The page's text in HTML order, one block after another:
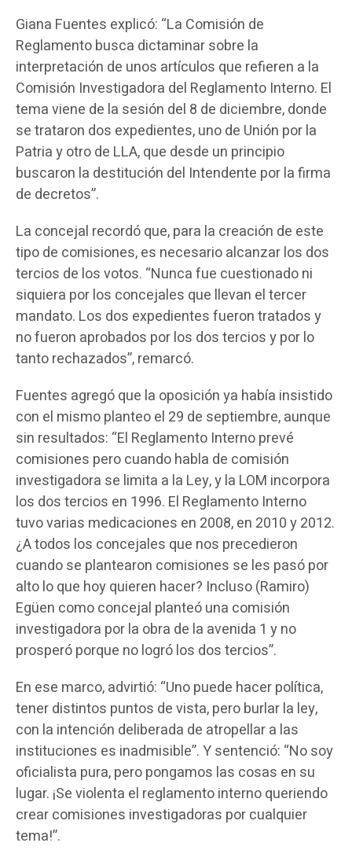
Giana Fuentes explicó: “La Comisión de
Reglamento busca dictaminar sobre la
interpretación de unos artículos que refieren a la
Comisión Investigadora del Reglamento Interno. El
tema viene de la sesión del 8 de diciembre, donde
se trataron dos expedientes, uno de Unión por la
Patria y otro de LLA, que desde un principio
buscaron la destitución del Intendente por la firma
de decretos”.
La concejal recordó que, para la creación de este
tipo de comisiones, es necesario alcanzar los dos
tercios de los votos. “Nunca fue cuestionado ni
siquiera por los concejales que llevan el tercer
mandato. Los dos expedientes fueron tratados y
no fueron aprobados por los dos tercios y por lo
tanto rechazados”, remarcó.
Fuentes agregó que la oposición ya había insistido
con el mismo planteo el 29 de septiembre, aunque
sin resultados: “El Reglamento Interno prevé
comisiones pero cuando habla de comisión
investigadora se limita a la Ley, y la LOM incorpora
los dos tercios en 1996. El Reglamento Interno
tuvo varias medicaciones en 2008, en 2010 y 2012.
¿A todos los concejales que nos precedieron
cuando se plantearon comisiones se les pasó por
alto lo que hoy quieren hacer? Incluso (Ramiro)
Egüen como concejal planteó una comisión
investigadora por la obra de la avenida 1 y no
prosperó porque no logró los dos tercios”.
En ese marco, advirtió: “Uno puede hacer política,
tener distintos puntos de vista, pero burlar la ley,
con la intención deliberada de atropellar a las
instituciones es inadmisible”. Y sentenció: “No soy
oficialista pura, pero pongamos las cosas en su
lugar. ¡Se violenta el reglamento interno queriendo
crear comisiones investigadoras por cualquier
tema!”.